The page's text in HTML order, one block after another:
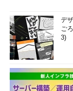
デ
ご
3)